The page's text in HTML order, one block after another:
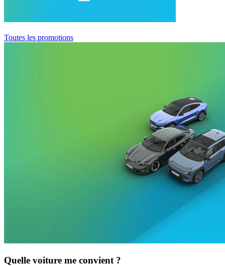
Toutes les promotions
Quelle voiture me convient ?